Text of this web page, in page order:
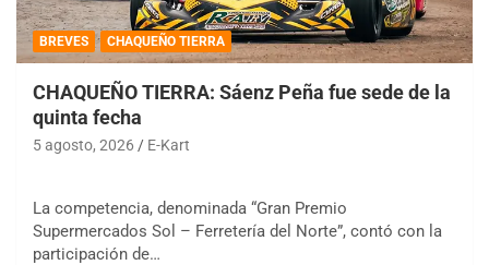
BREVES CHAQUEÑO TIERRA
CHAQUEÑO TIERRA: Sáenz Peña fue sede de la
quinta fecha
5 agosto, 2026 E-Kart
La competencia, denominada “Gran Premio
Supermercados Sol – Ferretería del Norte”, contó con la
participación de…